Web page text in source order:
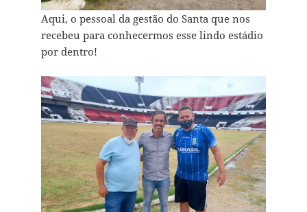
Aqui, o pessoal da gestão do Santa que nos
recebeu para conhecermos esse lindo estádio
por dentro!